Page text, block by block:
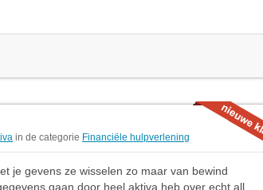
in de categorie Financiële hulpverlening
je gevens ze wisselen zo maar van bewind
gaan door heel aktiva heb over echt all